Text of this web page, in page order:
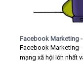
Facebook Marketing
Facebook Marketing
mạng xã hội lớn nhất